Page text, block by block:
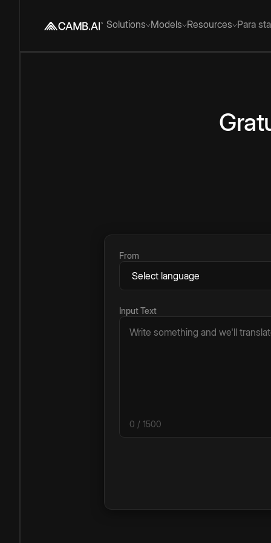
Solutions Models Resources Para
From
Input Text
0 / 1500